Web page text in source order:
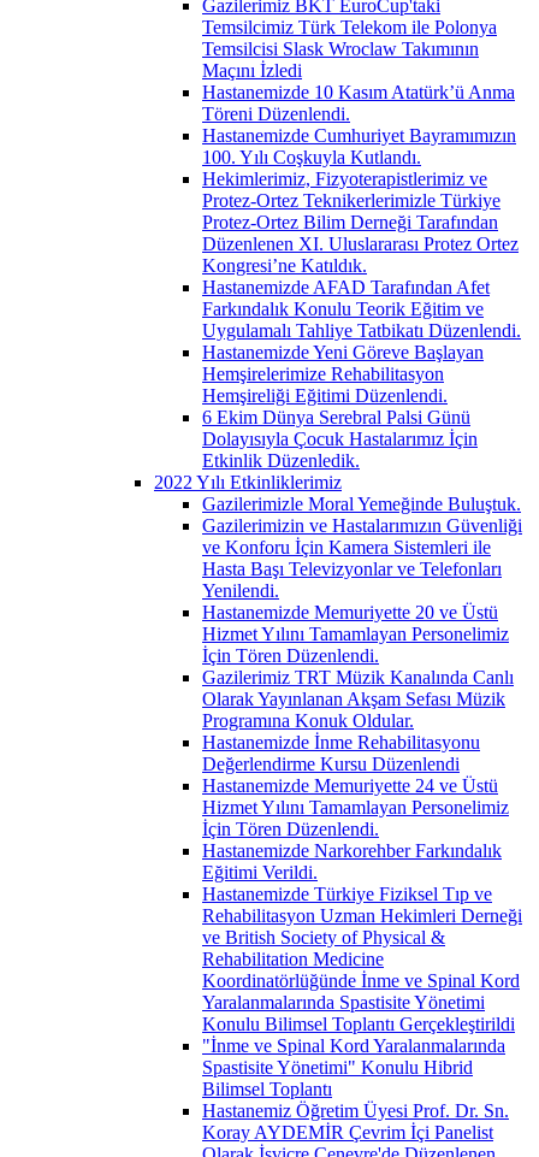
Gazilerimiz BKT EuroCup'taki
Temsilcimiz Türk Telekom ile Polonya
Temsilcisi Slask Wroclaw Takımının
Maçını İzledi
Hastanemizde 10 Kasım Atatürk’ü Anma
Töreni Düzenlendi.
Hastanemizde Cumhuriyet Bayramımızın
100. Yılı Coşkuyla Kutlandı.
Hekimlerimiz, Fizyoterapistlerimiz ve
Protez-Ortez Teknikerlerimizle Türkiye
Protez-Ortez Bilim Derneği Tarafından
Düzenlenen XI. Uluslararası Protez Ortez
Kongresi’ne Katıldık.
Hastanemizde AFAD Tarafından Afet
Farkındalık Konulu Teorik Eğitim ve
Uygulamalı Tahliye Tatbikatı Düzenlendi.
Hastanemizde Yeni Göreve Başlayan
Hemşirelerimize Rehabilitasyon
Hemşireliği Eğitimi Düzenlendi.
6 Ekim Dünya Serebral Palsi Günü
Dolayısıyla Çocuk Hastalarımız İçin
Etkinlik Düzenledik.
2022 Yılı Etkinliklerimiz
Gazilerimizle Moral Yemeğinde Buluştuk.
Gazilerimizin ve Hastalarımızın Güvenliği
ve Konforu İçin Kamera Sistemleri ile
Hasta Başı Televizyonlar ve Telefonları
Yenilendi.
Hastanemizde Memuriyette 20 ve Üstü
Hizmet Yılını Tamamlayan Personelimiz
İçin Tören Düzenlendi.
Gazilerimiz TRT Müzik Kanalında Canlı
Olarak Yayınlanan Akşam Sefası Müzik
Programına Konuk Oldular.
Hastanemizde İnme Rehabilitasyonu
Değerlendirme Kursu Düzenlendi
Hastanemizde Memuriyette 24 ve Üstü
Hizmet Yılını Tamamlayan Personelimiz
İçin Tören Düzenlendi.
Hastanemizde Narkorehber Farkındalık
Eğitimi Verildi.
Hastanemizde Türkiye Fiziksel Tıp ve
Rehabilitasyon Uzman Hekimleri Derneği
ve British Society of Physical &
Rehabilitation Medicine
Koordinatörlüğünde İnme ve Spinal Kord
Yaralanmalarında Spastisite Yönetimi
Konulu Bilimsel Toplantı Gerçekleştirildi
"İnme ve Spinal Kord Yaralanmalarında
Spastisite Yönetimi" Konulu Hibrid
Bilimsel Toplantı
Hastanemiz Öğretim Üyesi Prof. Dr. Sn.
Koray AYDEMİR Çevrim İçi Panelist